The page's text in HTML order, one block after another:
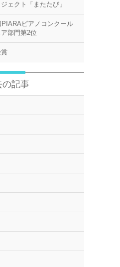
ェクト「またたび」
ピアノコンクール
部門第2位
の記事